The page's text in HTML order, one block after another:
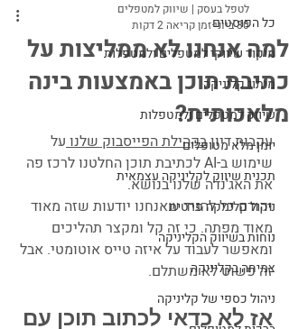
כל הפוסטים
מיקוד שיווקי למטפלים ולמטפלות
מיתוג קליניקה
שיווק למטפלים ולמטפלות
יומן מלא מטופלים
תכנית שיווק לקליניקה עצמאית
ניהול קליניקה פרטית
נוחות בשיווק הקליניקה
צמיחה בקליניקה
ניהול כספי של קליניקה
למה אנחנו לא ממליצות על
כתיבת תוכן באמצעות בינה
מלאכותית?
לטפל בעסק | שיווק למטפלים
30 ביוני
זמן קריאה 2 דקות
עקבות דיון בקהילת הפייסבוק שלנו על
שימוש ב-AI לכתיבת תוכן החלטנו לרכז פה
את האג'נדה שלנו בנושא.
וקודם כל להגיד שאנחנו יודעות שזה מאוד
מאוד מפתה. כי זה קל ומקצר תהליכים
ומאפשר לעבוד על איזה טייס אוטומטי. אבל
זה פשוט לא משתלם.
אז לא כדאי לכתוב תוכן עם